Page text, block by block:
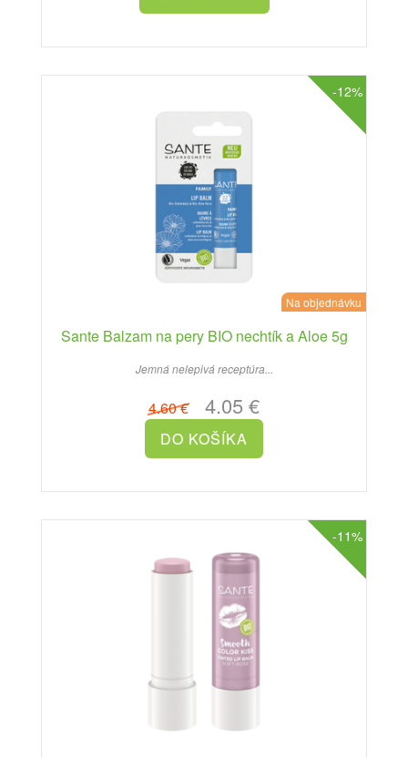
-12%
Na objednávku
Sante Balzam na pery BIO nechtík a Aloe 5g
Jemná nelepivá receptúra...
4.60 €4.05 €
-11%